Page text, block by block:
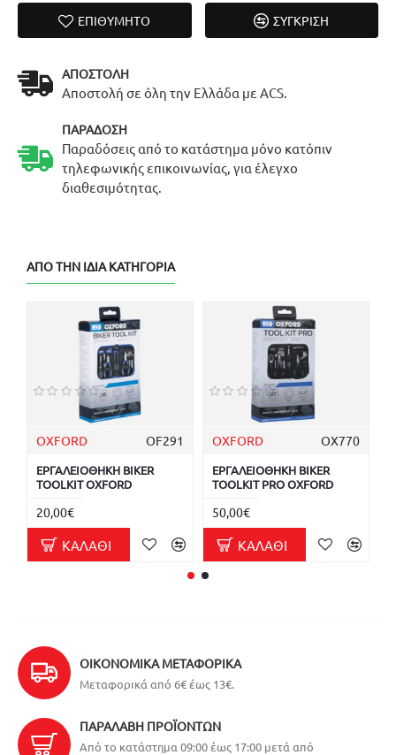
ΕΠΙΘΥΜΗΤΌ ΣΎΓΚΡΙΣΗ
ΑΠΟΣΤΟΛΉ
Αποστολή σε όλη την Ελλάδα με ACS.
ΠΑΡΆΔΟΣΗ
Παραδόσεις από το κατάστημα μόνο κατόπιν
τηλεφωνικής επικοινωνίας, για έλεγχο
διαθεσιμότητας.
ΑΠΌ ΤΗΝ ΊΔΙΑ ΚΑΤΗΓΟΡΊΑ
OXFORD OF291
ΕΡΓΑΛΕΙΟΘΗΚΗ BIKER
TOOLKIT OXFORD
20,00€
ΚΑΛΆΘΙ
OXFORD OX770
ΕΡΓΑΛΕΙΟΘΗΚΗ BIKER
TOOLKIT PRO OXFORD
50,00€
ΚΑΛΆΘΙ
ΟΙΚΟΝΟΜΙΚΆ ΜΕΤΑΦΟΡΙΚΆ
Μεταφορικά από 6€ έως 13€.
ΠΑΡΑΛΑΒΉ ΠΡΟΪΌΝΤΩΝ
Από το κατάστημα 09:00 έως 17:00 μετά από